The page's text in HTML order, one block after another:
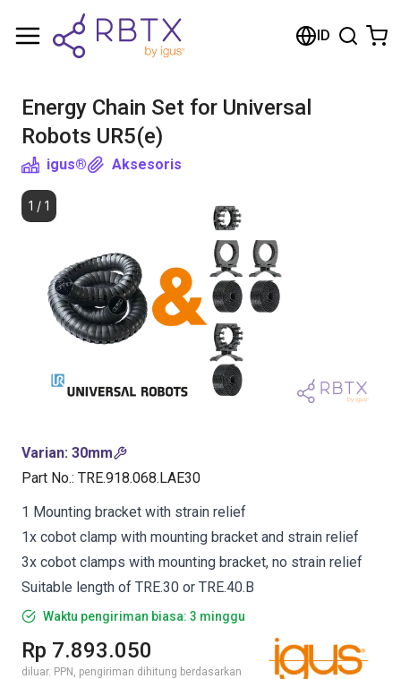
ID
Energy Chain Set for Universal
Robots UR5(e)
igus® Aksesoris
1 / 1
Varian: 30mm
Part No.: TRE.918.068.LAE30
1 Mounting bracket with strain relief
1x cobot clamp with mounting bracket and strain relief
3x cobot clamps with mounting bracket, no strain relief
Suitable length of TRE.30 or TRE.40.B
Waktu pengiriman biasa: 3 minggu
Rp 7.893.050
diluar. PPN, pengiriman dihitung berdasarkan
Shopping Cart
Browse the shop